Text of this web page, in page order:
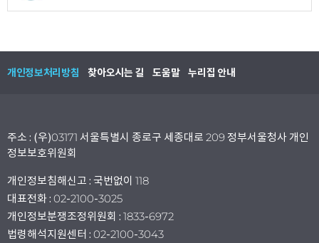
개인정보처리방침 찾아오시는 길 도움말 누리집 안내
주소 : (우)03171 서울특별시 종로구 세종대로 209 정부서울청사 개인
정보보호위원회
개인정보침해신고 : 국번없이 118
대표전화 : 02-2100-3025
개인정보분쟁조정위원회 : 1833-6972
법령해석지원센터 : 02-2100-3043